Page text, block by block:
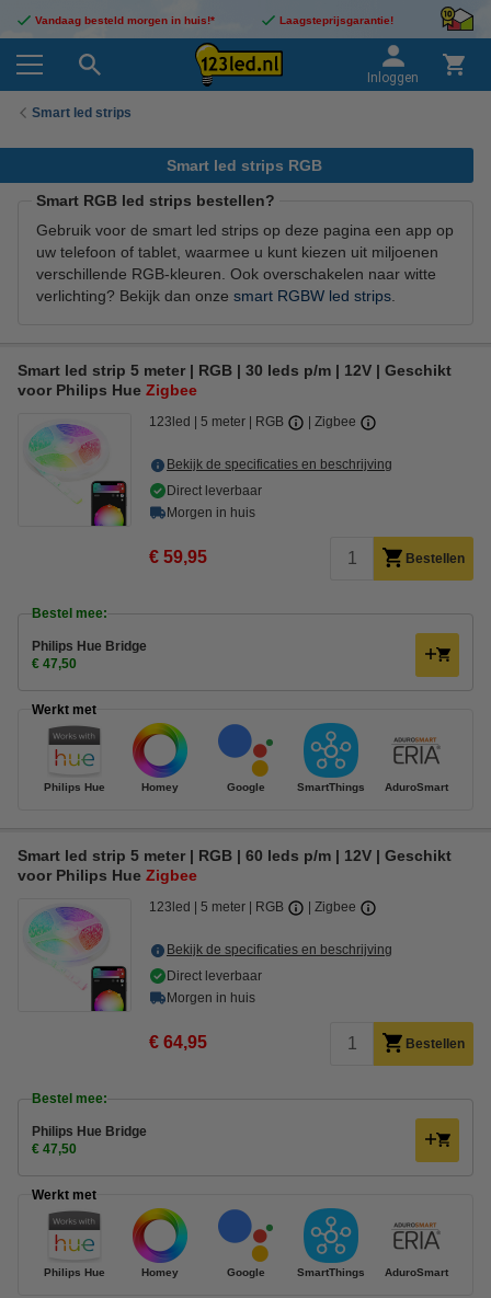
Vandaag besteld morgen in huis!* Laagsteprijsgarantie!
Inloggen
Smart led strips
Smart led strips RGB
Smart RGB led strips bestellen?
Gebruik voor de smart led strips op deze pagina een app op
uw telefoon of tablet, waarmee u kunt kiezen uit miljoenen
verschillende RGB-kleuren. Ook overschakelen naar witte
verlichting? Bekijk dan onze smart RGBW led strips
Smart led strip 5 meter | RGB | 30 leds p/m | 12V | Geschikt
voor Philips Hue Zigbee
123led 5 meter RGB Zigbee
Bekijk de specificaties en beschrijving
Direct leverbaar
Morgen in huis
€ 59,95 Bestellen
Bestel mee:
Philips Hue Bridge
€ 47,50
Werkt met
Philips Hue Homey Google SmartThings AduroSmart
Smart led strip 5 meter | RGB | 60 leds p/m | 12V | Geschikt
voor Philips Hue Zigbee
123led 5 meter RGB Zigbee
Bekijk de specificaties en beschrijving
Direct leverbaar
Morgen in huis
€ 64,95 Bestellen
Bestel mee:
Philips Hue Bridge
€ 47,50
Werkt met
Philips Hue Homey Google SmartThings AduroSmart